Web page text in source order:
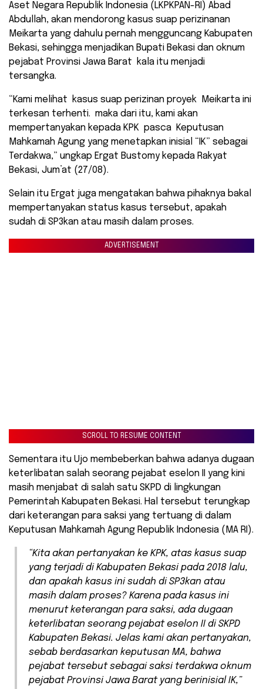
Aset Negara Republik Indonesia (LKPKPAN-RI) Abad
Abdullah, akan mendorong kasus suap perizinanan
Meikarta yang dahulu pernah mengguncang Kabupaten
Bekasi, sehingga menjadikan Bupati Bekasi dan oknum
pejabat Provinsi Jawa Barat kala itu menjadi
tersangka.
“Kami melihat kasus suap perizinan proyek Meikarta ini
terkesan terhenti. maka dari itu, kami akan
mempertanyakan kepada KPK pasca Keputusan
Mahkamah Agung yang menetapkan inisial “IK” sebagai
Terdakwa,” ungkap Ergat Bustomy kepada Rakyat
Bekasi, Jum’at (27/08).
Selain itu Ergat juga mengatakan bahwa pihaknya bakal
mempertanyakan status kasus tersebut, apakah
sudah di SP3kan atau masih dalam proses.
ADVERTISEMENT
SCROLL TO RESUME CONTENT
Sementara itu Ujo membeberkan bahwa adanya dugaan
keterlibatan salah seorang pejabat eselon II yang kini
masih menjabat di salah satu SKPD di lingkungan
Pemerintah Kabupaten Bekasi. Hal tersebut terungkap
dari keterangan para saksi yang tertuang di dalam
Keputusan Mahkamah Agung Republik Indonesia (MA RI).
“Kita akan pertanyakan ke KPK, atas kasus suap
yang terjadi di Kabupaten Bekasi pada 2018 lalu,
dan apakah kasus ini sudah di SP3kan atau
masih dalam proses? Karena pada kasus ini
menurut keterangan para saksi, ada dugaan
keterlibatan seorang pejabat eselon II di SKPD
Kabupaten Bekasi. Jelas kami akan pertanyakan,
sebab berdasarkan keputusan MA, bahwa
pejabat tersebut sebagai saksi terdakwa oknum
pejabat Provinsi Jawa Barat yang berinisial IK,”